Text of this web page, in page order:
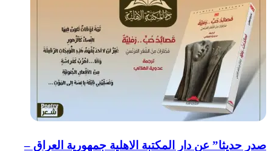
صدر حديثا” عن دار المكتبة الاهلية جمهورية العراق –